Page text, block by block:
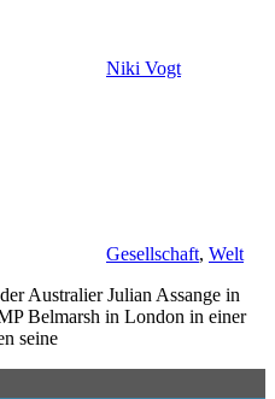
Niki Vogt
Gesellschaft, Welt
Australier Julian Assange in
Belmarsh in London in einer
seine